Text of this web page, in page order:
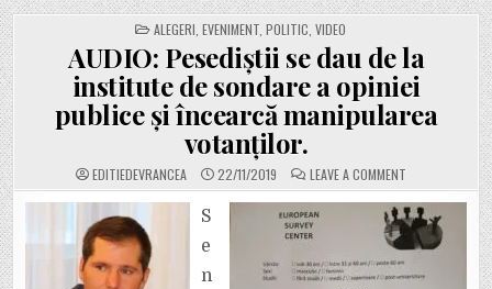
POSTED
IN
ALEGERI EVENIMENT POLITIC VIDEO
AUDIO: Pesediștii se dau de la
institute de sondare a opiniei
publice și încearcă manipularea
votanților.
EDITIEDEVRANCEA 22/11/2019 LEAVE A COMMENTON
AUDIO:
PESEDIȘTII
SE
DAU
DE
LA
DE
S
e
n